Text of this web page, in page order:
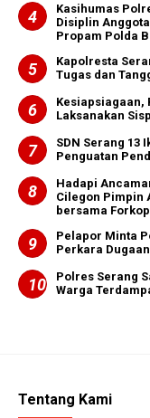
Kasihumas
Disiplin
Propam Polda
Kapolresta
Tugas dan
Kesiapsiagaan,
Laksanakan
SDN Serang 13
Penguatan
Hadapi
Cilegon Pimpin
bersama
Pelapor Minta
Perkara
Polres Serang
Warga
Tentang Kami